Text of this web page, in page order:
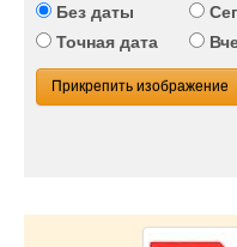
Без даты
Точная дата
Прикрепить изображение